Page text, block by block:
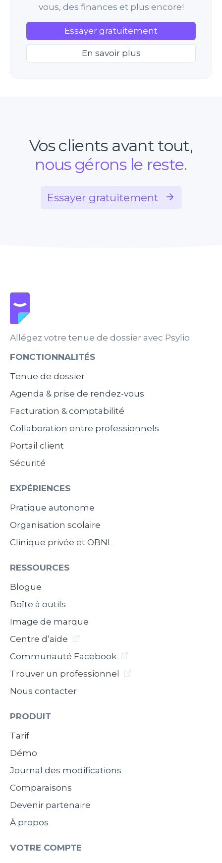
vous, des finances et plus encore!
Essayer gratuitement
En savoir plus
Vos clients avant tout,
nous gérons le reste.
Essayer gratuitement
Allégez votre tenue de dossier avec Psylio
FONCTIONNALITÉS
Tenue de dossier
Agenda & prise de rendez-vous
Facturation & comptabilité
Collaboration entre professionnels
Portail client
Sécurité
EXPÉRIENCES
Pratique autonome
Organisation scolaire
Clinique privée et OBNL
RESSOURCES
Blogue
Boîte à outils
Image de marque
Centre d’aide
Communauté Facebook
Trouver un professionnel
Nous contacter
PRODUIT
Tarif
Démo
Journal des modifications
Comparaisons
Devenir partenaire
À propos
VOTRE COMPTE